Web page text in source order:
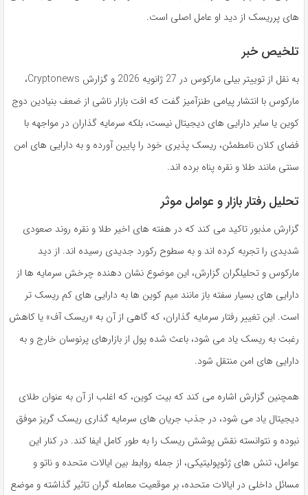
های پرریسک از دید او عامل اصلی است.
تلخیص خبر
به نقل از توییتر بیلی مارکوس در 27 ژانویه 2026 و گزارش Cryptonews،
مارکوس با انتشار پیامی طنزآمیز گفت که افت بازار ناشی از ضعف بنیادین دوج
کوین یا سایر دارایی های دیجیتال نیست، بلکه سرمایه گذاران در مواجهه با
فضای کلان نامطمئن، ریسک پذیری خود را پایین آورده و به دارایی های امن
سنتی مانند طلا و نقره پناه برده اند.
تحلیل رفتار بازار و عوامل موثر
گزارش مذبور تاکید می کند که در هفته های اخیر طلا و نقره روند صعودی
شدیدی را تجربه کرده اند و به سطوح رکورد جدیدی رسیده اند. از دید
مارکوس و تحلیلگران گزارش، این موضوع نشان دهنده چرخش سرمایه ها از
دارایی های بسیار سفته باز مانند میم کوین ها به دارایی های کم ریسک تر
است. این تغییر رفتار سرمایه گذاران، که گاهی از آن به «ریسک آف» یا کاهش
رغبت به ریسک یاد می شود، باعث شده پول از بازارهای پرنوسان خارج و به
دارایی های امن منتقل شود.
همچنین گزارش اشاره می کند که بیت کوین، که اغلب از آن به عنوان طلای
دیجیتال یاد می شود، در جذب جریان های سرمایه گذاری ریسک گریز موفق
نبوده و نتوانسته نقش پوشش ریسک را به طور کامل ایفا کند. در کنار این
عوامل، تنش های ژئوپولیتیکی، از جمله روابط بین ایالات متحده و ناتو و
مسائل داخلی در ایالات متحده، بر موقعیت معامله گران تاثیر گذاشته و موضع